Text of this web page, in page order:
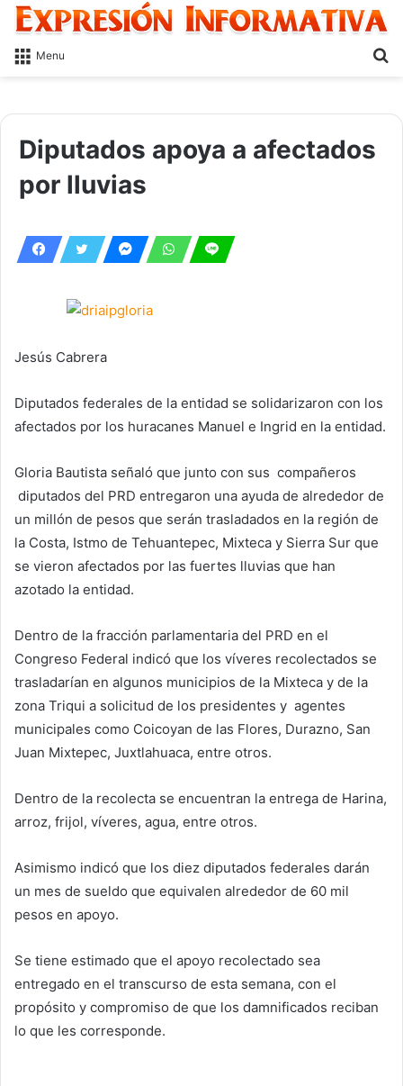
Menu
Diputados apoya a afectados
por lluvias
Jesús Cabrera
Diputados federales de la entidad se solidarizaron con los
afectados por los huracanes Manuel e Ingrid en la entidad.
Gloria Bautista señaló que junto con sus compañeros
diputados del PRD entregaron una ayuda de alrededor de
un millón de pesos que serán trasladados en la región de
la Costa, Istmo de Tehuantepec, Mixteca y Sierra Sur que
se vieron afectados por las fuertes lluvias que han
azotado la entidad.
Dentro de la fracción parlamentaria del PRD en el
Congreso Federal indicó que los víveres recolectados se
trasladarían en algunos municipios de la Mixteca y de la
zona Triqui a solicitud de los presidentes y agentes
municipales como Coicoyan de las Flores, Durazno, San
Juan Mixtepec, Juxtlahuaca, entre otros.
Dentro de la recolecta se encuentran la entrega de Harina,
arroz, frijol, víveres, agua, entre otros.
Asimismo indicó que los diez diputados federales darán
un mes de sueldo que equivalen alrededor de 60 mil
pesos en apoyo.
Se tiene estimado que el apoyo recolectado sea
entregado en el transcurso de esta semana, con el
propósito y compromiso de que los damnificados reciban
lo que les corresponde.